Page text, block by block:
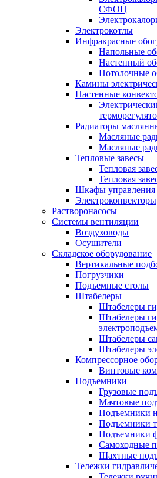
СФОЦ
Электрокотлы
Инфракрасные
Напольные
Настенный
Потолочные
Камины
Настенные
Радиаторы
Масляные
Масляные
Тепловые завесы
Тепловая
Тепловая
Шкафы управления
Электроконвекторы
Растворонасосы
Системы вентиляции
Воздуховоды
Осушители
Складское оборудование
Вертикальные
Погрузчики
Подъемные столы
Штабелеры
Штабелеры
Штабелеры
Штабелеры
Штабелеры
Компрессорное
Винтовые
Подъемники
Грузовые
Мачтовые
Подъемники
Подъемники
Подъемники
Самоходные
Шахтные
Тележки